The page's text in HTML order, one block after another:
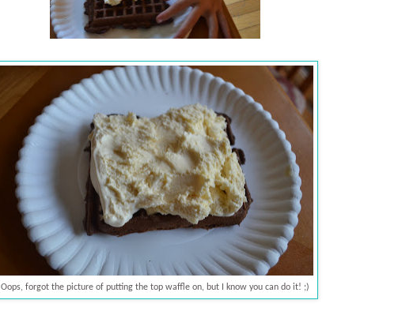
Oops, forgot the picture of putting the top waffle on, but I know you can do it! ;)